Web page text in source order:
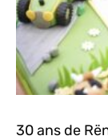
30 ans de